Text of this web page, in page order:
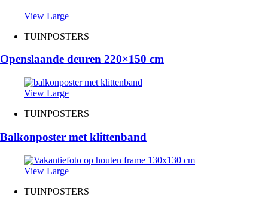
View Large
TUINPOSTERS
Openslaande deuren 220×150 cm
View Large
TUINPOSTERS
Balkonposter met klittenband
View Large
TUINPOSTERS